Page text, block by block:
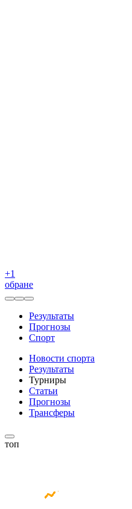
+1
обране
Результаты
Прогнозы
Спорт
Новости спорта
Результаты
Турниры
Статьи
Прогнозы
Трансферы
топ